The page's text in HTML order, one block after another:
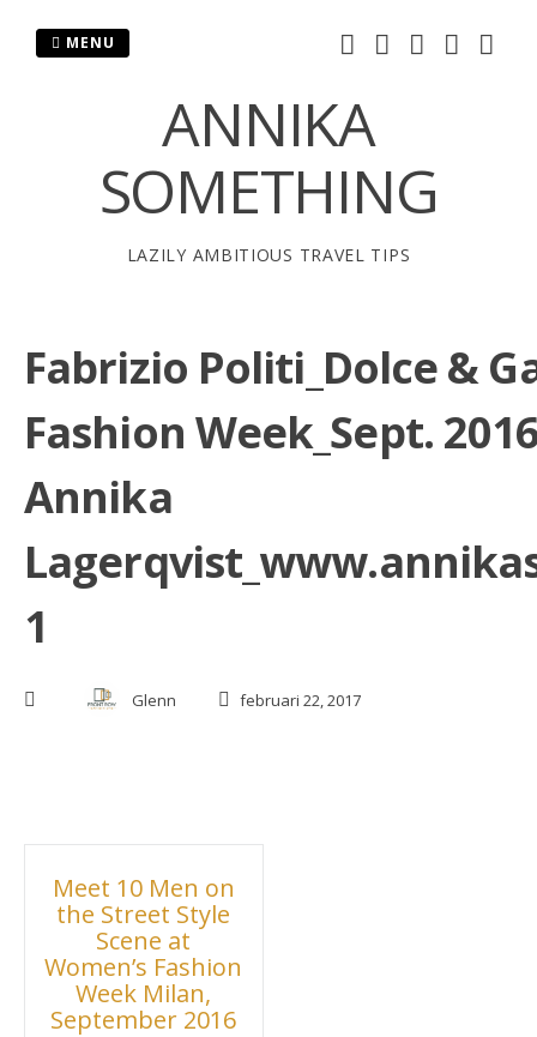
ANNIKA
SOMETHING
LAZILY AMBITIOUS TRAVEL TIPS
MENU
Fabrizio Politi_Dolce &
Fashion Week_Sept.
Annika
1
Glenn februari 22, 2017
Inläggsnavigering
Meet 10 Men on
the Street Style
Scene at
Women’s Fashion
Week Milan,
September 2016